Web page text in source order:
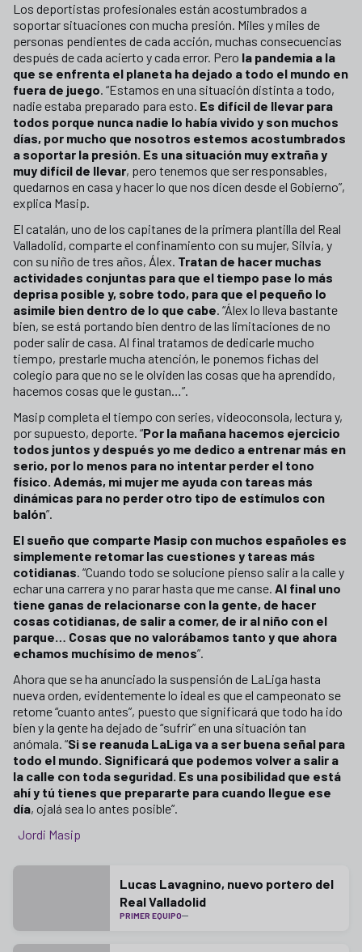
Los deportistas profesionales están acostumbrados a
soportar situaciones con mucha presión. Miles y miles de
personas pendientes de cada acción, muchas consecuencias
después de cada acierto y cada error. Pero la pandemia a la
que se enfrenta el planeta ha dejado a todo el mundo en
fuera de juego. “Estamos en una situación distinta a todo,
nadie estaba preparado para esto. Es difícil de llevar para
todos porque nunca nadie lo había vivido y son muchos
días, por mucho que nosotros estemos acostumbrados
a soportar la presión. Es una situación muy extraña y
muy difícil de llevar, pero tenemos que ser responsables,
quedarnos en casa y hacer lo que nos dicen desde el Gobierno”,
explica Masip.
El catalán, uno de los capitanes de la primera plantilla del Real
Valladolid, comparte el confinamiento con su mujer, Silvia, y
con su niño de tres años, Álex. Tratan de hacer muchas
actividades conjuntas para que el tiempo pase lo más
deprisa posible y, sobre todo, para que el pequeño lo
asimile bien dentro de lo que cabe. “Álex lo lleva bastante
bien, se está portando bien dentro de las limitaciones de no
poder salir de casa. Al final tratamos de dedicarle mucho
tiempo, prestarle mucha atención, le ponemos fichas del
colegio para que no se le olviden las cosas que ha aprendido,
hacemos cosas que le gustan…”.
Masip completa el tiempo con series, videoconsola, lectura y,
por supuesto, deporte. “Por la mañana hacemos ejercicio
todos juntos y después yo me dedico a entrenar más en
serio, por lo menos para no intentar perder el tono
físico. Además, mi mujer me ayuda con tareas más
dinámicas para no perder otro tipo de estímulos con
balón”.
El sueño que comparte Masip con muchos españoles es
simplemente retomar las cuestiones y tareas más
cotidianas. “Cuando todo se solucione pienso salir a la calle y
echar una carrera y no parar hasta que me canse. Al final uno
tiene ganas de relacionarse con la gente, de hacer
cosas cotidianas, de salir a comer, de ir al niño con el
parque… Cosas que no valorábamos tanto y que ahora
echamos muchísimo de menos”.
Ahora que se ha anunciado la suspensión de LaLiga hasta
nueva orden, evidentemente lo ideal es que el campeonato se
retome “cuanto antes”, puesto que significará que todo ha ido
bien y la gente ha dejado de “sufrir” en una situación tan
anómala. “Si se reanuda LaLiga va a ser buena señal para
todo el mundo. Significará que podemos volver a salir a
la calle con toda seguridad. Es una posibilidad que está
ahí y tú tienes que prepararte para cuando llegue ese
día, ojalá sea lo antes posible”.
Jordi Masip
Lucas Lavagnino, nuevo portero del
Real Valladolid
PRIMER EQUIPO